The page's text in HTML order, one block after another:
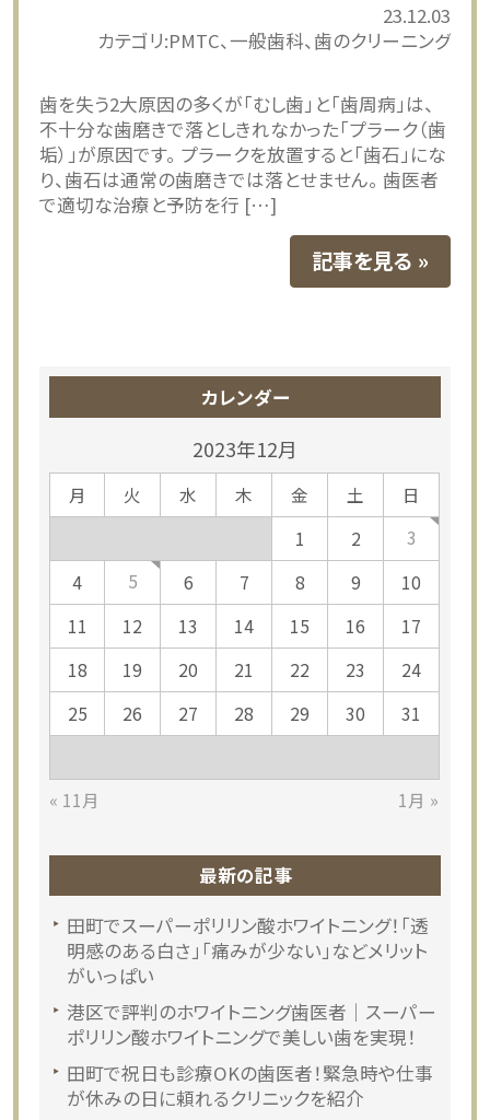
23.12.03
カテゴリ:PMTC 一般歯科 歯のクリーニング
歯を失う2大原因の多くが「むし歯」と「歯周病」は、
不十分な歯磨きで落としきれなかった「プラーク（歯
垢）」が原因です。 プラークを放置すると「歯石」にな
り、歯石は通常の歯磨きでは落とせません。 歯医者
で適切な治療と予防を行 […]
記事を見る
カレンダー
2023年12月
月 火 水 木 金 土 日
« 11月 1月 »
1 2
3
4
5 6 7 8 9
10
11
12 13 14 15 16
17
18
19 20 21 22 23
24
25
26 27 28 29 30 31
最新の記事
田町でスーパーポリリン酸ホワイトニング！「透
明感のある白さ」「痛みが少ない」などメリット
がいっぱい
港区で評判のホワイトニング歯医者｜スーパー
ポリリン酸ホワイトニングで美しい歯を実現！
田町で祝日も診療OKの歯医者！緊急時や仕事
が休みの日に頼れるクリニックを紹介